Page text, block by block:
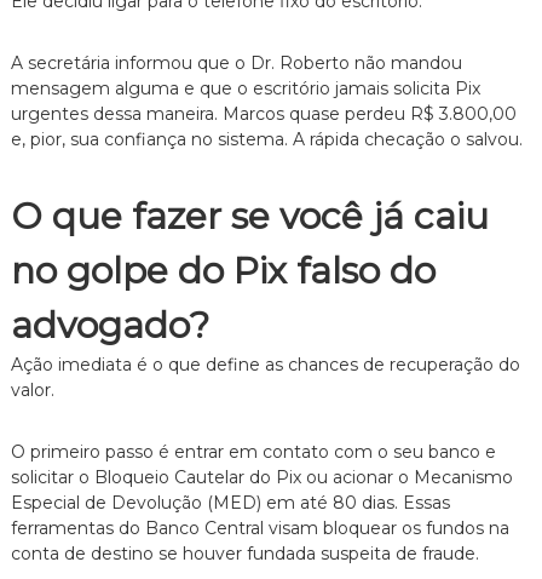
A secretária informou que o Dr. Roberto não mandou
mensagem alguma e que o escritório jamais solicita Pix
urgentes dessa maneira. Marcos quase perdeu R$ 3.800,00
e,pior,sua confiança no sistema. A rápida checação o salvou.
O que fazer se você já caiu
no golpe do Pix falso do
advogado?
Ação imediata é o que define as chances de recuperação do
valor.
O primeiro passo é entrar em contato com o seu banco e
solicitar o Bloqueio Cautelar do Pix ou acionar o Mecanismo
Especial de Devolução (MED) em até 80 dias. Essas
ferramentas do Banco Central visam bloquear os fundos na
conta de destino se houver fundada suspeita de fraude.